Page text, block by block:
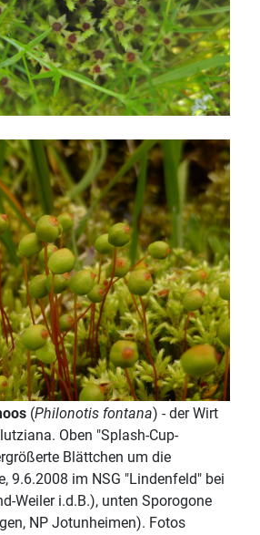
(Philonotis fontana) - der Wirt
Oben "Splash-Cup-
Blättchen um die
9.6.2008 im NSG "Lindenfeld" bei
Weiler i.d.B.), unten Sporogone
NP Jotunheimen). Fotos